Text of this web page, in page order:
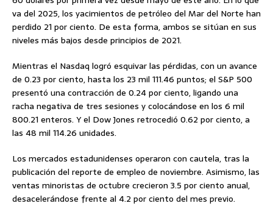
va del 2025, los yacimientos de petróleo del Mar del Norte han
perdido 21 por ciento. De esta forma, ambos se sitúan en sus
niveles más bajos desde principios de 2021.
Mientras el Nasdaq logró esquivar las pérdidas, con un avance
de 0.23 por ciento, hasta los 23 mil 111.46 puntos; el S&P 500
presentó una contracción de 0.24 por ciento, ligando una
racha negativa de tres sesiones y colocándose en los 6 mil
800.21 enteros. Y el Dow Jones retrocedió 0.62 por ciento, a
las 48 mil 114.26 unidades.
Los mercados estadunidenses operaron con cautela, tras la
publicación del reporte de empleo de noviembre. Asimismo, las
ventas minoristas de octubre crecieron 3.5 por ciento anual,
desacelerándose frente al 4.2 por ciento del mes previo.